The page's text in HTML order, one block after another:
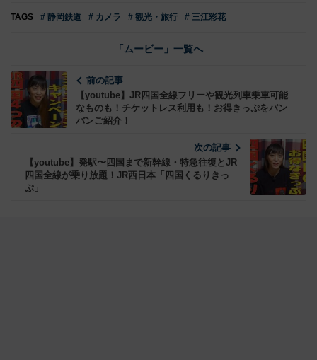
TAGS # 静岡鉄道 # カメラ # 観光・旅行 # 三江彩花
「ムービー」一覧へ
前の記事
【youtube】JR四国全線フリーや観光列車乗車可能
なものも！チケットレス利用も！お得きっぷをバン
バンご紹介！
次の記事
【youtube】発駅〜四国まで新幹線・特急往復とJR
四国全線が乗り放題！JR西日本「四国くるりきっ
ぷ」